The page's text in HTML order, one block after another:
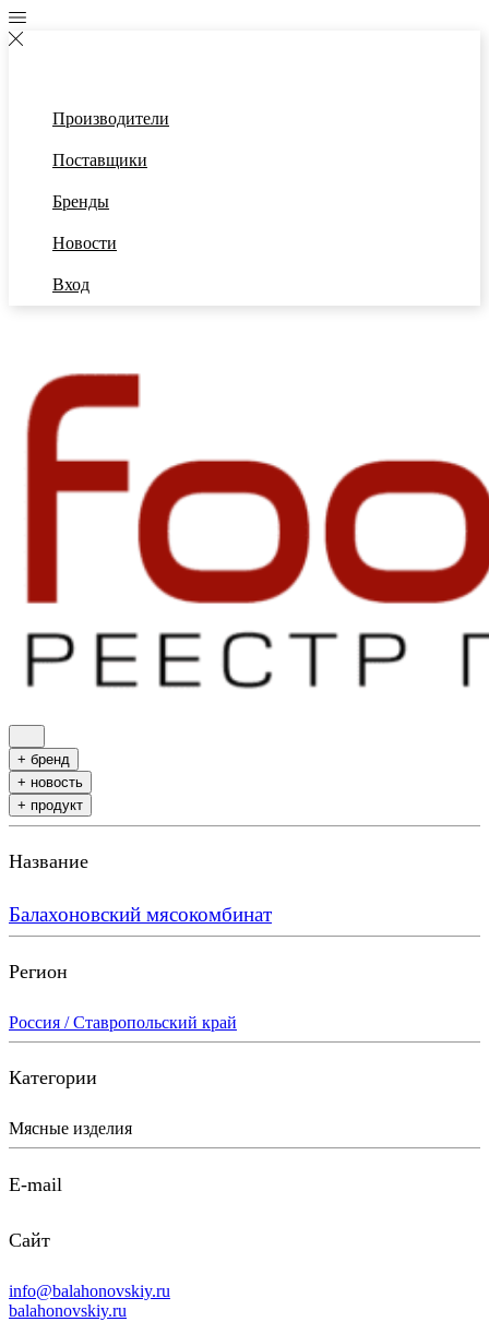
Производители
Поставщики
Бренды
Новости
Вход
+ бренд
+ новость
+ продукт
Название
Балахоновский мясокомбинат
Регион
Россия / Ставропольский край
Категории
Мясные изделия
E-mail
Сайт
info@balahonovskiy.ru
balahonovskiy.ru